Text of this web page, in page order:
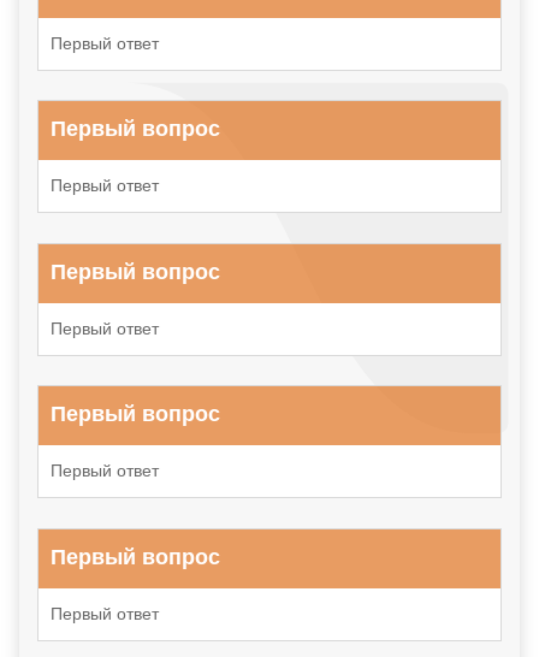
Первый ответ
Первый вопрос
Первый ответ
Первый вопрос
Первый ответ
Первый вопрос
Первый ответ
Первый вопрос
Первый ответ